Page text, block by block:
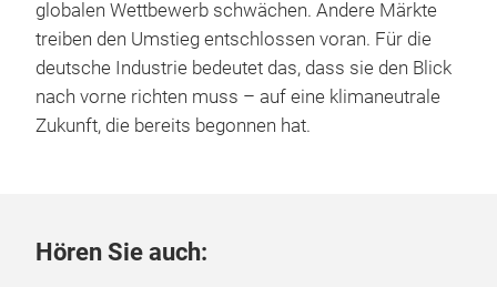
globalen Wettbewerb schwächen. Andere Märkte
treiben den Umstieg entschlossen voran. Für die
deutsche Industrie bedeutet das, dass sie den Blick
nach vorne richten muss – auf eine klimaneutrale
Zukunft, die bereits begonnen hat.
Hören Sie auch: